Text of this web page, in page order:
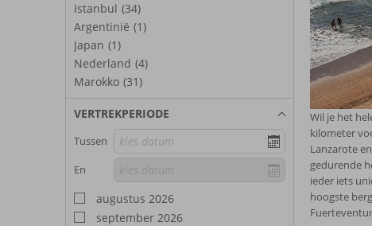
Istanbul (34)
Argentinië (1)
Japan (1)
Nederland (4)
Marokko (31)
VERTREKPERIODE
Tussen
En
augustus 2026
september 2026
Wil je het
kilometer
Lanzarote
gedurende
ieder iets
hoogste